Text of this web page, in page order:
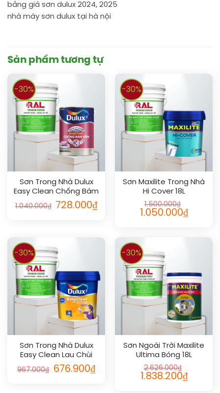
bảng giá sơn dulux 2024, 2025
nhà máy sơn dulux tại hà nội
Sản phẩm tương tự
-30%
Sơn Trong Nhà Dulux
Easy Clean Chống Bám
Bẩn Bóng 5L
1.040.000₫ 728.000₫
-30%
Sơn Maxilite Trong Nhà
Hi Cover 18L
1.500.000₫
1.050.000₫
-30%
Sơn Trong Nhà Dulux
Easy Clean Lau Chùi
Vượt Bậc Bóng 5L
967.000₫ 676.900₫
-30%
Sơn Ngoài Trời Maxilite
Ultima Bóng 18L
2.626.000₫
1.838.200₫